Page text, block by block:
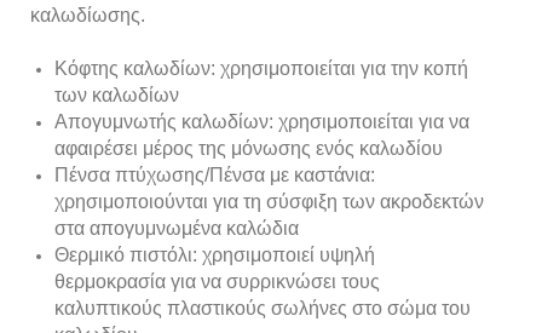
καλωδίωσης.
Κόφτης καλωδίων: χρησιμοποιείται για την κοπή
των καλωδίων
Απογυμνωτής καλωδίων: χρησιμοποιείται για να
αφαιρέσει μέρος της μόνωσης ενός καλωδίου
Πένσα πτύχωσης/Πένσα με καστάνια:
χρησιμοποιούνται για τη σύσφιξη των ακροδεκτών
στα απογυμνωμένα καλώδια
Θερμικό πιστόλι: χρησιμοποιεί υψηλή
θερμοκρασία για να συρρικνώσει τους
καλυπτικούς πλαστικούς σωλήνες στο σώμα του